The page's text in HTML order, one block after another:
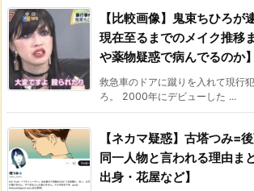
【比較画像】鬼束ちひろ
現在至るまでのメイク推移
や薬物疑惑で病んでるのか】
救急車のドアに蹴りを入れて現行
ろ。 2000年にデビューした ...
【ネカマ疑惑】古塔つみ=
同一人物と言われる理由ま
出身・花屋など】